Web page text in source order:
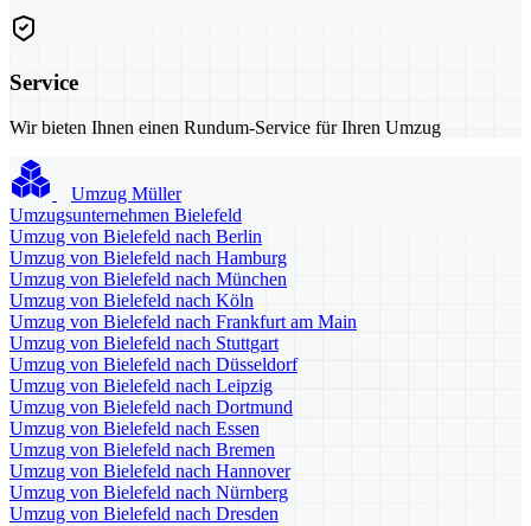
Service
Wir bieten Ihnen einen Rundum-Service für Ihren Umzug
Umzug Müller
Umzugsunternehmen Bielefeld
Umzug von Bielefeld nach Berlin
Umzug von Bielefeld nach Hamburg
Umzug von Bielefeld nach München
Umzug von Bielefeld nach Köln
Umzug von Bielefeld nach Frankfurt am Main
Umzug von Bielefeld nach Stuttgart
Umzug von Bielefeld nach Düsseldorf
Umzug von Bielefeld nach Leipzig
Umzug von Bielefeld nach Dortmund
Umzug von Bielefeld nach Essen
Umzug von Bielefeld nach Bremen
Umzug von Bielefeld nach Hannover
Umzug von Bielefeld nach Nürnberg
Umzug von Bielefeld nach Dresden